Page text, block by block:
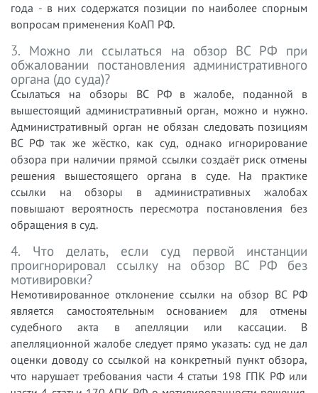
года - в них содержатся позиции по наиболее спорным
вопросам применения КоАП РФ.
3. Можно ли ссылаться на обзор ВС РФ при
обжаловании постановления административного
органа (до суда)?
Ссылаться на обзоры ВС РФ в жалобе, поданной в
вышестоящий административный орган, можно и нужно.
Административный орган не обязан следовать позициям
ВС РФ так же жёстко, как суд, однако игнорирование
обзора при наличии прямой ссылки создаёт риск отмены
решения вышестоящего органа в суде. На практике
ссылки на обзоры в административных жалобах
повышают вероятность пересмотра постановления без
обращения в суд.
4. Что делать, если суд первой инстанции
проигнорировал ссылку на обзор ВС РФ без
мотивировки?
Немотивированное отклонение ссылки на обзор ВС РФ
является самостоятельным основанием для отмены
судебного акта в апелляции или кассации. В
апелляционной жалобе следует прямо указать: суд не дал
оценки доводу со ссылкой на конкретный пункт обзора,
что нарушает требования части 4 статьи 198 ГПК РФ или